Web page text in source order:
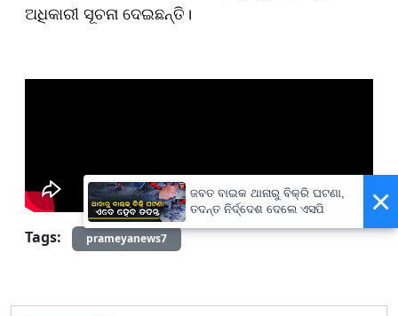
ଅଧିକାରୀ ସୂଚନା ଦେଇଛନ୍ତି।
Tags: prameyanews7
×
ଜବତ ବାଇକ ଥାନାରୁ ବିକ୍ରି ଘଟଣା,
ତଦନ୍ତ ନିର୍ଦ୍ଦେଶ ଦେଲେ ଏସପି